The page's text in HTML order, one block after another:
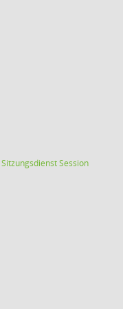
SitzungsdienstSession(Wird in